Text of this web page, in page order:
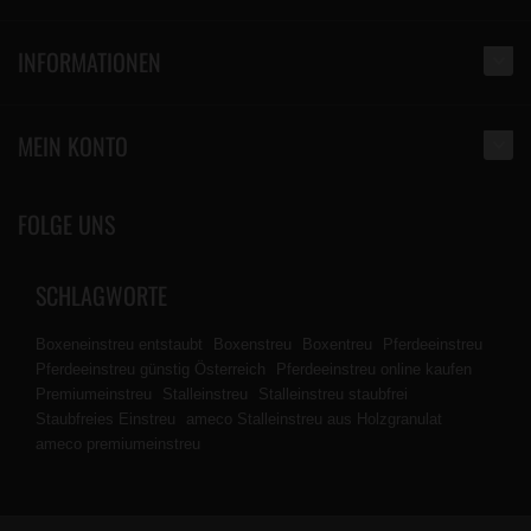
INFORMATIONEN
MEIN KONTO
FOLGE UNS
SCHLAGWORTE
Boxeneinstreu entstaubt Boxenstreu Boxentreu
Pferdeeinstreu
Pferdeeinstreu günstig Österreich
Pferdeeinstreu online kaufen
Premiumeinstreu
Stalleinstreu
Stalleinstreu staubfrei
Staubfreies Einstreu
ameco Stalleinstreu aus Holzgranulat
ameco premiumeinstreu